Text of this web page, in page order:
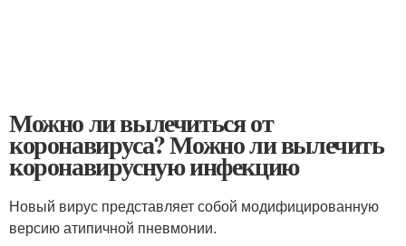
Можно ли вылечиться от
коронавируса? Можно ли вылечить
коронавирусную инфекцию
Новый вирус представляет собой модифицированную
версию атипичной пневмонии.